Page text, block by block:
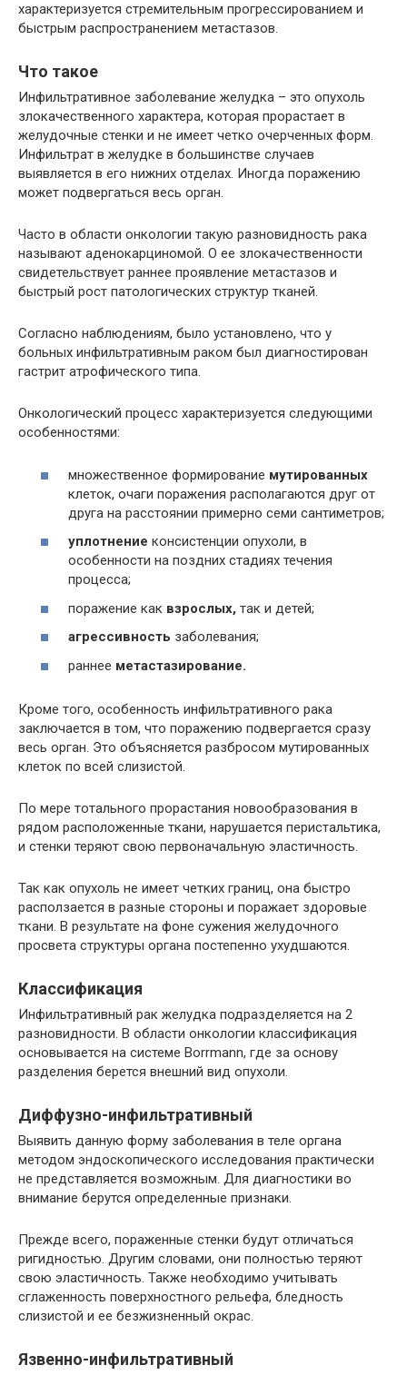
характеризуется стремительным прогрессированием и
быстрым распространением метастазов.
Что такое
Инфильтративное заболевание желудка – это опухоль
злокачественного характера, которая прорастает в
желудочные стенки и не имеет четко очерченных форм.
Инфильтрат в желудке в большинстве случаев
выявляется в его нижних отделах. Иногда поражению
может подвергаться весь орган.
Часто в области онкологии такую разновидность рака
называют аденокарциномой. О ее злокачественности
свидетельствует раннее проявление метастазов и
быстрый рост патологических структур тканей.
Согласно наблюдениям, было установлено, что у
больных инфильтративным раком был диагностирован
гастрит атрофического типа.
Онкологический процесс характеризуется следующими
особенностями:
множественное формирование мутированных
клеток, очаги поражения располагаются друг от
друга на расстоянии примерно семи сантиметров;
уплотнение консистенции опухоли, в
особенности на поздних стадиях течения
процесса;
поражение как взрослых, так и детей;
агрессивность заболевания;
раннее метастазирование.
Кроме того, особенность инфильтративного рака
заключается в том, что поражению подвергается сразу
весь орган. Это объясняется разбросом мутированных
клеток по всей слизистой.
По мере тотального прорастания новообразования в
рядом расположенные ткани, нарушается перистальтика,
и стенки теряют свою первоначальную эластичность.
Так как опухоль не имеет четких границ, она быстро
расползается в разные стороны и поражает здоровые
ткани. В результате на фоне сужения желудочного
просвета структуры органа постепенно ухудшаются.
Классификация
Инфильтративный рак желудка подразделяется на 2
разновидности. В области онкологии классификация
основывается на системе Borrmann, где за основу
разделения берется внешний вид опухоли.
Диффузно-инфильтративный
Выявить данную форму заболевания в теле органа
методом эндоскопического исследования практически
не представляется возможным. Для диагностики во
внимание берутся определенные признаки.
Прежде всего, пораженные стенки будут отличаться
ригидностью. Другим словами, они полностью теряют
свою эластичность. Также необходимо учитывать
сглаженность поверхностного рельефа, бледность
слизистой и ее безжизненный окрас.
Язвенно-инфильтративный